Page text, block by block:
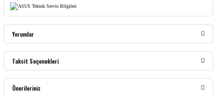
Yorumlar
Bu ürüne ilk yorumu siz yapın!
Taksit Seçenekleri
Önerileriniz